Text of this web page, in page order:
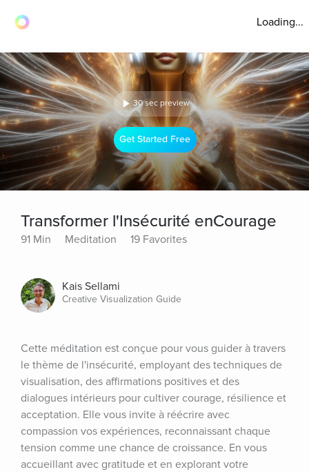
Loading...
30 sec preview
Get Started Free
Transformer l'Insécurité enCourage
91 Min Meditation 19 Favorites
Kais Sellami
Creative Visualization Guide
Cette méditation est conçue pour vous guider à travers
le thème de l'insécurité, employant des techniques de
visualisation, des affirmations positives et des
dialogues intérieurs pour cultiver courage, résilience et
acceptation. Elle vous invite à réécrire avec
compassion vos expériences, reconnaissant chaque
tension comme une chance de croissance. En vous
accueillant avec gratitude et en explorant votre